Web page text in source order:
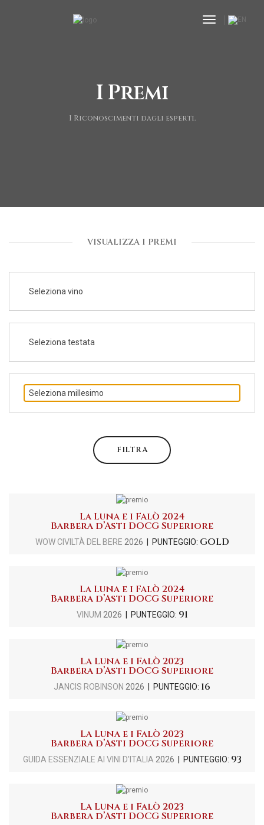
toggle
I Premi
I Riconoscimenti dagli esperti.
VISUALIZZA I PREMI
Seleziona vino
Seleziona testata
Seleziona millesimo
FILTRA
La Luna e i Falò 2024
Barbera d’Asti DOCG Superiore
WOW CIVILTÀ DEL BERE 2026 | PUNTEGGIO: GOLD
La Luna e i Falò 2024
Barbera d’Asti DOCG Superiore
VINUM 2026 | PUNTEGGIO: 91
La Luna e i Falò 2023
Barbera d’Asti DOCG Superiore
JANCIS ROBINSON 2026 | PUNTEGGIO: 16
La Luna e i Falò 2023
Barbera d’Asti DOCG Superiore
GUIDA ESSENZIALE AI VINI D'ITALIA2026 | PUNTEGGIO: 93
La Luna e i Falò 2023
Barbera d’Asti DOCG Superiore